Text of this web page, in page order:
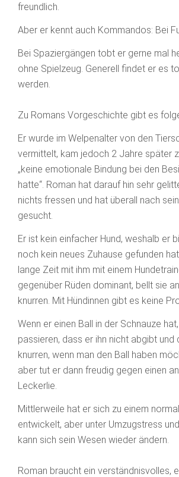
freundlich.
Aber er kennt auch Kommandos: Bei
Bei Spaziergängen tobt er gerne mal
ohne Spielzeug. Generell findet er es
werden.
Zu Romans Vorgeschichte gibt es
Er wurde im Welpenalter von den
vermittelt, kam jedoch 2 Jahre später
„keine emotionale Bindung bei den
hatte“. Roman hat darauf hin sehr
nichts fressen und hat überall nach
gesucht.
Er ist kein einfacher Hund, weshalb er
noch kein neues Zuhause gefunden
lange Zeit mit ihm mit einem
gegenüber Rüden dominant, bellt sie
knurren. Mit Hündinnen gibt es keine
Wenn er einen Ball in der Schnauze
passieren, dass er ihn nicht abgibt und
knurren, wenn man den Ball haben
aber tut er dann freudig gegen einen
Leckerlie.
Mittlerweile hat er sich zu einem
entwickelt, aber unter Umzugstress
kann sich sein Wesen wieder ändern.
Roman braucht ein verständnisvolles,